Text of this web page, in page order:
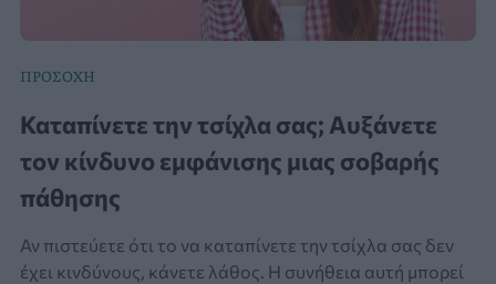
ΠΡΟΣΟΧΗ
Καταπίνετε την τσίχλα σας; Αυξάνετε
τον κίνδυνο εμφάνισης μιας σοβαρής
πάθησης
Αν πιστεύετε ότι το να καταπίνετε την τσίχλα σας δεν
έχει κινδύνους, κάνετε λάθος. Η συνήθεια αυτή μπορεί